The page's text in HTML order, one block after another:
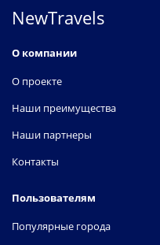
NewTravels
О компании
О проекте
Наши преимущества
Наши партнеры
Контакты
Пользователям
Популярные города